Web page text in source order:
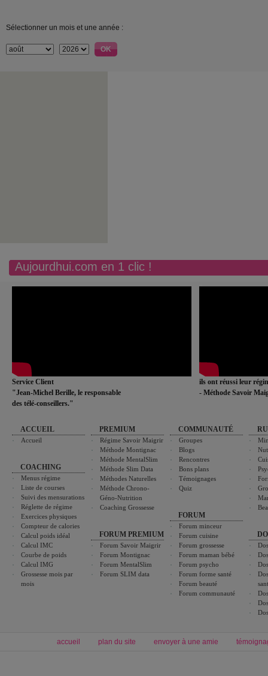
Sélectionner un mois et une année :
Aujourdhui.com en 1 clic !
Service Client
"Jean-Michel Berille, le responsable
des télé-conseillers."
ils ont réussi leur
- Méthode Savoir
ACCUEIL
Accueil
COACHING
Menus régime
Liste de courses
Suivi des mensurations
Réglette de régime
Exercices physiques
Compteur de calories
Calcul poids idéal
Calcul IMC
Courbe de poids
Calcul IMG
Grossesse mois par
mois
PREMIUM
Régime Savoir Maigrir
Méthode Montignac
Méthode MentalSlim
Méthode Slim Data
Méthodes Naturelles
Méthode Chrono-
Géno-Nutrition
Coaching Grossesse
FORUM PREMIUM
Forum Savoir Maigrir
Forum Montignac
Forum MentalSlim
Forum SLIM data
COMMUNAUTÉ
Groupes
Blogs
Rencontres
Bons plans
Témoignages
Quiz
FORUM
Forum minceur
Forum cuisine
Forum grossesse
Forum maman bébé
Forum psycho
Forum forme santé
Forum beauté
Forum communauté
accueil plan du site envoyer à une amie